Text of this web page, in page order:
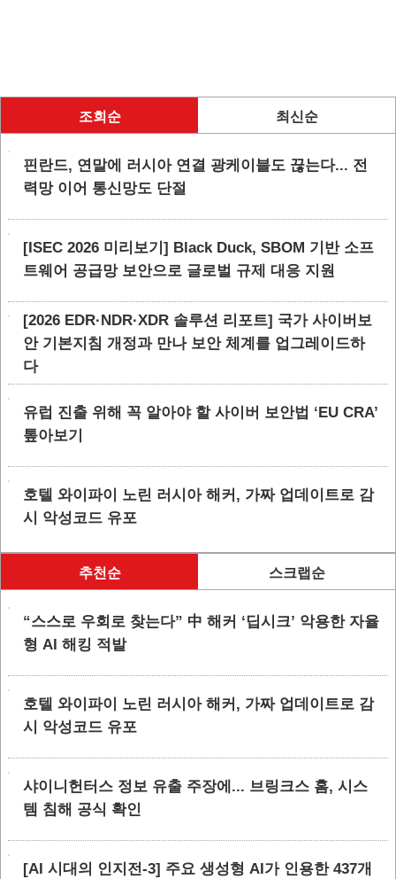
조회순 최신순
핀란드, 연말에 러시아 연결 광케이블도 끊는다... 전
력망 이어 통신망도 단절
[ISEC 2026 미리보기] Black Duck, SBOM 기반 소프
트웨어 공급망 보안으로 글로벌 규제 대응 지원
[2026 EDR·NDR·XDR 솔루션 리포트] 국가 사이버보
안 기본지침 개정과 만나 보안 체계를 업그레이드하
다
유럽 진출 위해 꼭 알아야 할 사이버 보안법 ‘EU CRA’
톺아보기
호텔 와이파이 노린 러시아 해커, 가짜 업데이트로 감
시 악성코드 유포
추천순 스크랩순
“스스로 우회로 찾는다” 中 해커 ‘딥시크’ 악용한 자율
형 AI 해킹 적발
호텔 와이파이 노린 러시아 해커, 가짜 업데이트로 감
시 악성코드 유포
샤이니헌터스 정보 유출 주장에... 브링크스 홈, 시스
템 침해 공식 확인
[AI 시대의 인지전-3] 주요 생성형 AI가 인용한 437개